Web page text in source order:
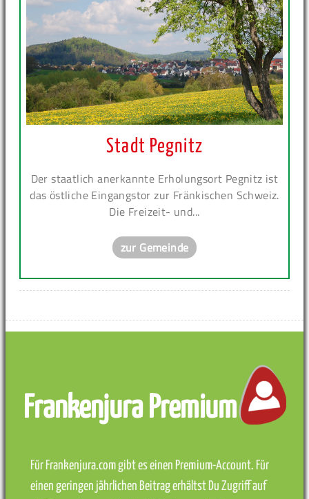
Stadt Pegnitz
Der staatlich anerkannte Erholungsort Pegnitz ist
das östliche Eingangstor zur Fränkischen Schweiz.
Die Freizeit- und...
zur Gemeinde
Frankenjura Premium
Für Frankenjura.com gibt es einen Premium-Account. Für
einen geringen jährlichen Beitrag erhältst Du Zugriff auf